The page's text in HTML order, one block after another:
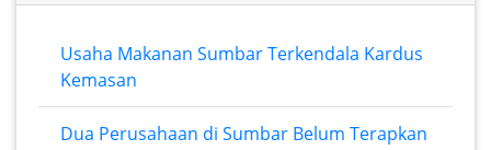
Usaha Makanan Sumbar Terkendala Kardus
Kemasan
Dua Perusahaan di Sumbar Belum Terapkan